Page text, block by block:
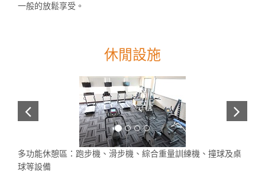
一般的放鬆享受。
休閒設施
多功能休憩區：跑步機、滑步機、綜合重量訓練機、撞球及桌
球等設備